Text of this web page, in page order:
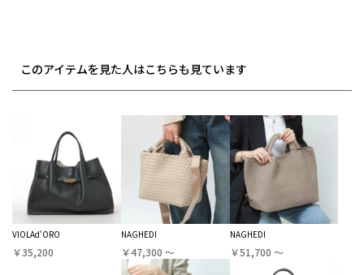
このアイテムを見た人はこちらも見ています
VIOLAd'ORO
￥35,200
NAGHEDI
￥47,300 〜
NAGHEDI
￥51,700 〜